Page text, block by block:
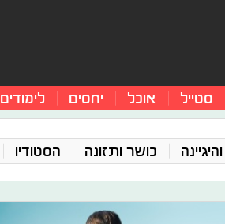
סטייל אוכל יחסים לימודים
כושר ותזונה הסטודיו